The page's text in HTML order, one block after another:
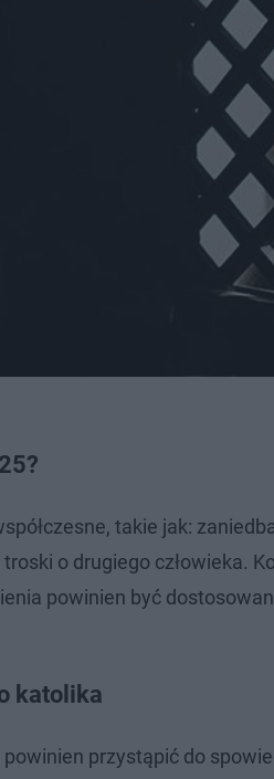
takie jak:
o drugiego człowieka.
powinien być
katolika
przystąpić do